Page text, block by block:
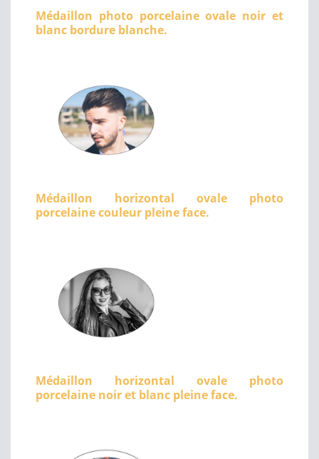
Médaillon photo porcelaine ovale noir et
blanc bordure blanche.
Médaillon horizontal ovale photo
porcelaine couleur pleine face.
Médaillon horizontal ovale photo
porcelaine noir et blanc pleine face.